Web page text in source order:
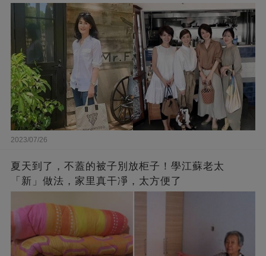
下半身
2023/07/26
夏天到了，不蓋的被子別放柜子！學江蘇老太
「新」做法，家里真干凈，太方便了